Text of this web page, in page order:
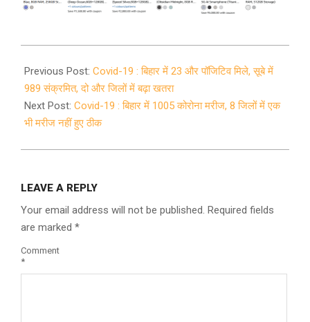
05-
14
Previous Post: Covid-19 : बिहार में 23 और पॉजिटिव मिले, सूबे में
989 संक्रमित, दो और जिलों में बढ़ा खतरा
Next Post: Covid-19 : बिहार में 1005 कोरोना मरीज, 8 जिलों में एक
भी मरीज नहीं हुए ठीक
LEAVE A REPLY
Your email address will not be published. Required fields
are marked *
Comment
*